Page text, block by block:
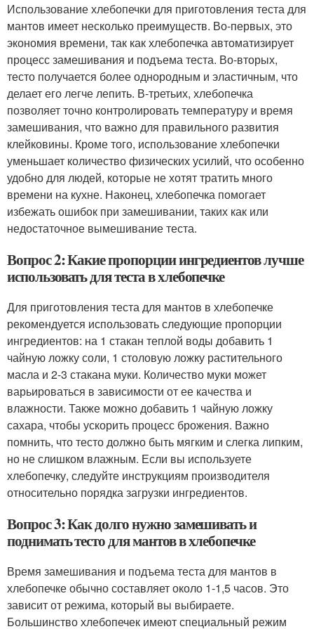
Использование хлебопечки для приготовления теста для
мантов имеет несколько преимуществ. Во-первых, это
экономия времени, так как хлебопечка автоматизирует
процесс замешивания и подъема теста. Во-вторых,
тесто получается более однородным и эластичным, что
делает его легче лепить. В-третьих, хлебопечка
позволяет точно контролировать температуру и время
замешивания, что важно для правильного развития
клейковины. Кроме того, использование хлебопечки
уменьшает количество физических усилий, что особенно
удобно для людей, которые не хотят тратить много
времени на кухне. Наконец, хлебопечка помогает
избежать ошибок при замешивании, таких как или
недостаточное вымешивание теста.
Вопрос 2: Какие пропорции ингредиентов лучше
использовать для теста в хлебопечке
Для приготовления теста для мантов в хлебопечке
рекомендуется использовать следующие пропорции
ингредиентов: на 1 стакан теплой воды добавить 1
чайную ложку соли, 1 столовую ложку растительного
масла и 2-3 стакана муки. Количество муки может
варьироваться в зависимости от ее качества и
влажности. Также можно добавить 1 чайную ложку
сахара, чтобы ускорить процесс брожения. Важно
помнить, что тесто должно быть мягким и слегка липким,
но не слишком влажным. Если вы используете
хлебопечку, следуйте инструкциям производителя
относительно порядка загрузки ингредиентов.
Вопрос 3: Как долго нужно замешивать и
поднимать тесто для мантов в хлебопечке
Время замешивания и подъема теста для мантов в
хлебопечке обычно составляет около 1-1,5 часов. Это
зависит от режима, который вы выбираете.
Большинство хлебопечек имеют специальный режим